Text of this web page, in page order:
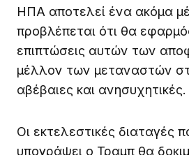
ΗΠΑ αποτελεί ένα ακόμα
προβλέπεται ότι θα
επιπτώσεις αυτών των
μέλλον των μεταναστών
αβέβαιες και ανησυχητικές.
Οι εκτελεστικές διαταγές
υπογράψει ο Τραμπ θα